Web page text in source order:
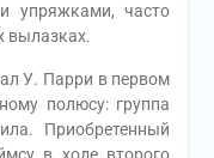
упряжками, часто
вылазках.
У. Парри в первом
полюсу: группа
Приобретенный